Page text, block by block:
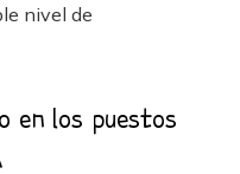
nivel de
en los puestos